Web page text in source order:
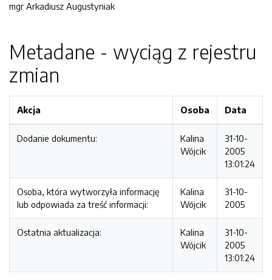
mgr Arkadiusz Augustyniak
Metadane - wyciąg z rejestru
zmian
Akcja Osoba Data
Dodanie dokumentu:
Kalina
Wójcik
31-10-
2005
13:01:24
Osoba, która wytworzyła informację
lub odpowiada za treść informacji:
Kalina
Wójcik
31-10-
2005
Ostatnia aktualizacja:
Kalina
Wójcik
31-10-
2005
13:01:24